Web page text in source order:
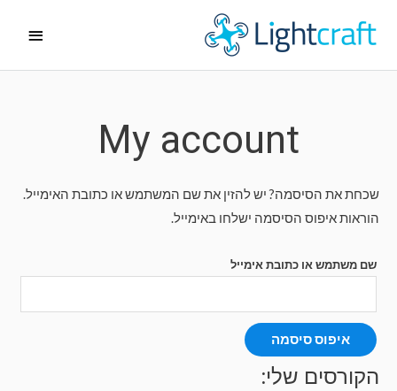
לתוכן
ראשי
My account
שכחת את הסיסמה? יש להזין את שם המשתמש או כתובת האימייל.
הוראות איפוס הסיסמה ישלחו באימייל.
שם משתמש או כתובת אימייל
איפוס סיסמה
הקורסים שלי: